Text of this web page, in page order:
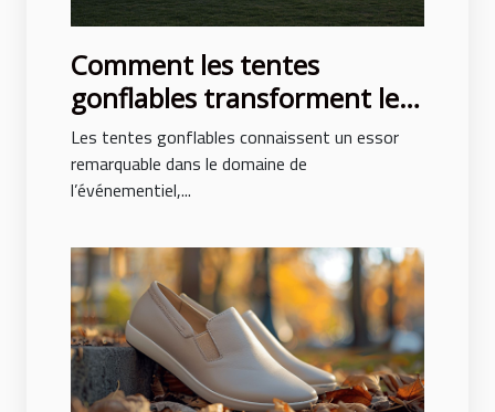
Comment les tentes
gonflables transforment les
événements en spectacles
Les tentes gonflables connaissent un essor
remarquable dans le domaine de
l’événementiel,...